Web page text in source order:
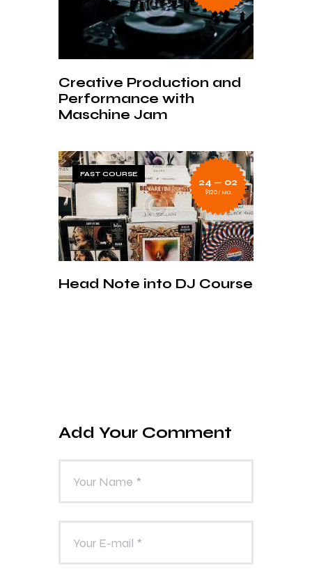
Creative Production and
Performance with
Maschine Jam
FAST COURSE
24 — 02
$120 MO.
Head Note into DJ Course
Add Your Comment